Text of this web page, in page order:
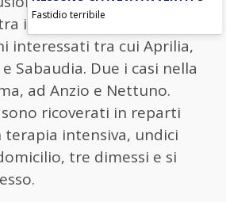
in provincia di Latina
interessati tra cui Aprilia,
Sabaudia. Due i casi nella
ad Anzio e Nettuno.
ricoverati in reparti
intensiva, undici
tre dimessi e si
Fastidio terribile